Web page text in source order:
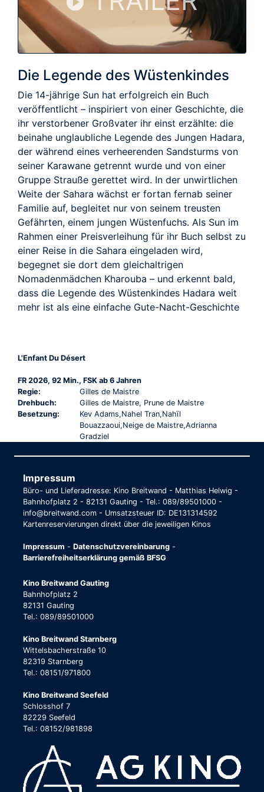
Die Legende des Wüstenkindes
Die 14-jährige Sun hat erfolgreich ein Buch
veröffentlicht – inspiriert von einer Geschichte, die
ihr verstorbener Großvater ihr einst erzählte: die
beinahe unglaubliche Legende des Jungen Hadara,
der während eines verheerenden Sandsturms von
seiner Karawane getrennt wurde und von einer
Gruppe Strauße gerettet wird. In der unwirtlichen
Weite der Sahara wächst er fortan fernab seiner
Familie auf, begleitet nur von seinem treusten
Gefährten, einem jungen Wüstenfuchs. Als Sun im
Rahmen einer Preisverleihung für ihr Buch selbst zu
einer Reise in die Sahara eingeladen wird,
begegnet sie dort dem gleichaltrigen
Nomadenmädchen Kharouba – und erkennt bald,
dass die Legende des Wüstenkindes Hadara weit
mehr ist als eine einfache Gute-Nacht-Geschichte
L'Enfant Du Désert
FR 2026, 92 Min., FSK ab 6 Jahren
Regie:
Gilles de Maistre
Drehbuch:
Gilles de Maistre, Prune de Maistre
Besetzung:
Kev Adams,Nahel Tran,Nahïl
Bouazzaoui,Neige de Maistre,Adrianna
Gradziel
Impressum
Büro- und Lieferadresse: Kino Breitwand - Matthias Helwig -
Bahnhofplatz 2 - 82131 Gauting - Tel.: 089/89501000 -
info@breitwand.com - Umsatzsteuer ID: DE131314592
Kartenreservierungen direkt über die jeweiligen Kinos
Impressum - Datenschutzvereinbarung -
Barrierefreiheitserklärung gemäß BFSG
Kino Breitwand Gauting
Bahnhofplatz 2
82131 Gauting
Tel.: 089/89501000
Kino Breitwand Starnberg
Wittelsbacherstraße 10
82319 Starnberg
Tel.: 08151/971800
Kino Breitwand Seefeld
Schlosshof 7
82229 Seefeld
Tel.: 08152/981898